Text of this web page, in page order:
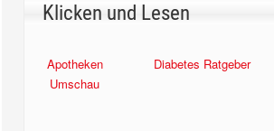
Klicken und Lesen
Apotheken
Umschau
Diabetes Ratgeber